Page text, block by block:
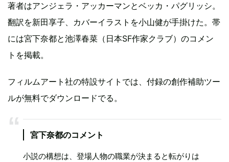
著者はアンジェラ・アッカーマンとベッカ・パグリッシ。
翻訳を新田享子、カバーイラストを小山健が手掛けた。帯
には宮下奈都と池澤春菜（日本SF作家クラブ）のコメン
トを掲載。
フィルムアート社の特設サイトでは、付録の創作補助ツー
ルが無料でダウンロードでる。
宮下奈都のコメント
小説の構想は、登場人物の職業が決まると転がりは